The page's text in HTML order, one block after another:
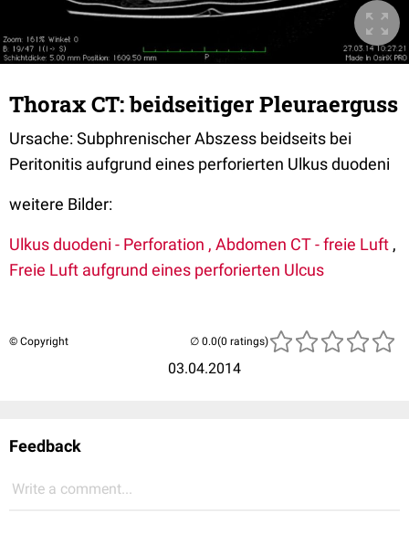
Thorax CT: beidseitiger Pleuraerguss
Ursache: Subphrenischer Abszess beidseits bei
Peritonitis aufgrund eines perforierten Ulkus duodeni
weitere Bilder:
Ulkus duodeni - Perforation , Abdomen CT - freie Luft ,
Freie Luft aufgrund eines perforierten Ulcus
© Copyright
03.04.2014
(0 ratings)
Feedback
Write a comment...